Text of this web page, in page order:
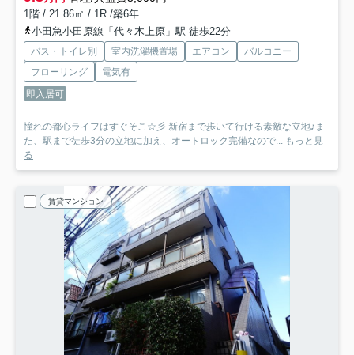
1階 / 21.86㎡ / 1R /築6年
小田急小田原線「代々木上原」駅 徒歩22分
バス・トイレ別 室内洗濯機置場 エアコン
バルコニー
フローリング
電気有
即入居可
憧れの都心ライフはすぐそこ☆彡 新宿まで歩いて行ける素敵な立地♪ま
た、駅まで徒歩3分の立地に加え、オートロック完備なので... もっと見
る
賃貸マンション